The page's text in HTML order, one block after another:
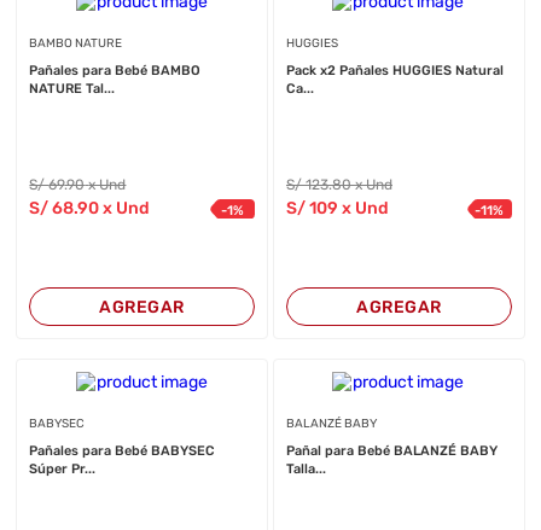
BAMBO NATURE
Pañales para Bebé BAMBO
NATURE Tal...
S/69.90 x Und
S/68.90 x Und -1%
AGREGAR
HUGGIES
Pack x2 Pañales HUGGIES Natural
Ca...
S/123.80 x Und
S/109 x Und -11%
AGREGAR
BABYSEC
Pañales para Bebé BABYSEC
Súper Pr...
BALANZÉ BABY
Pañal para Bebé BALANZÉ BABY
Talla...